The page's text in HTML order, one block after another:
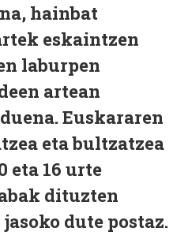
hainbat
eskaintzen
laburpen
artean
Euskararen
eta bultzatzea
eta 16 urte
dituzten
dute postaz.